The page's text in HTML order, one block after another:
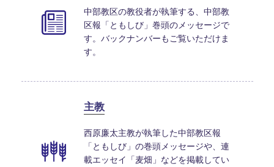
中部教区の教役者が執筆する、中部教
区報「ともしび」巻頭のメッセージで
す。バックナンバーもご覧いただけま
す。
主教
西原廉太主教が執筆した中部教区報
「ともしび」の巻頭メッセージや、連
載エッセイ「麦畑」などを掲載してい